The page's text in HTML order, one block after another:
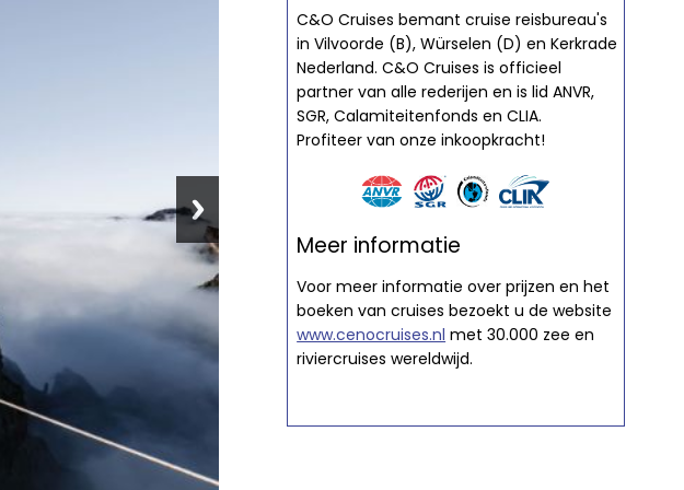
C&O Cruises bemant cruise reisbureau's
in Vilvoorde (B), Würselen (D) en Kerkrade
Nederland. C&O Cruises is officieel
partner van alle rederijen en is lid ANVR,
SGR, Calamiteitenfonds en CLIA.
Profiteer van onze inkoopkracht!
Meer informatie
Voor meer informatie over prijzen en het
boeken van cruises bezoekt u de website
www.cenocruises.nl met 30.000 zee en
riviercruises wereldwijd.